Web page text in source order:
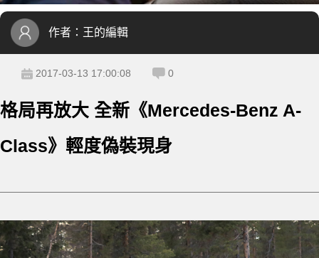
作者： 王的編輯
2017-03-13 17:00:08 0
格局再放大 全新《Mercedes-Benz A-
Class》輕度偽裝現身